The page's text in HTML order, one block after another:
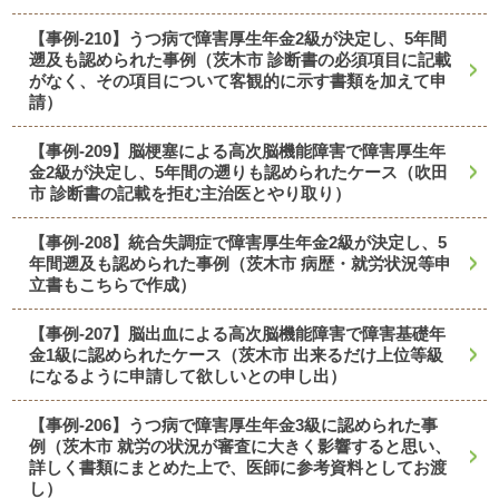
【事例-210】うつ病で障害厚生年金2級が決定し、5年間
遡及も認められた事例（茨木市 診断書の必須項目に記載
がなく、その項目について客観的に示す書類を加えて申
請）
【事例-209】脳梗塞による高次脳機能障害で障害厚生年
金2級が決定し、5年間の遡りも認められたケース（吹田
市 診断書の記載を拒む主治医とやり取り）
【事例-208】統合失調症で障害厚生年金2級が決定し、5
年間遡及も認められた事例（茨木市 病歴・就労状況等申
立書もこちらで作成）
【事例-207】脳出血による高次脳機能障害で障害基礎年
金1級に認められたケース（茨木市 出来るだけ上位等級
になるように申請して欲しいとの申し出）
【事例-206】うつ病で障害厚生年金3級に認められた事
例（茨木市 就労の状況が審査に大きく影響すると思い、
詳しく書類にまとめた上で、医師に参考資料としてお渡
し）